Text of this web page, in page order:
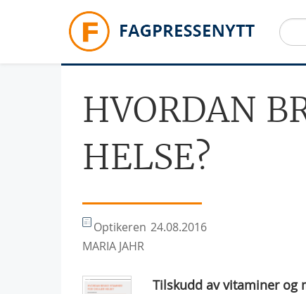
HVORDAN
HELSE?
Optikeren 24.08.2016
MARIA JAHR
Tilskudd av vitaminer og